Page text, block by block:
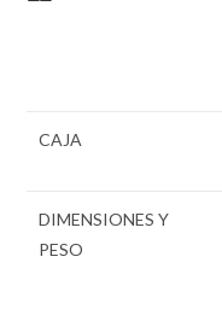
CAJA
DIMENSIONES Y
PESO